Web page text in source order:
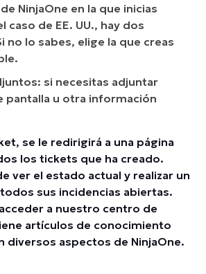
NinjaOne en la que inicias
caso de EE. UU., hay dos
no lo sabes, elige la que creas
si necesitas adjuntar
pantalla u otra información
se le redirigirá a una página
los tickets que ha creado.
ver el estado actual y realizar un
sus incidencias abiertas.
a nuestro centro de
artículos de conocimiento
diversos aspectos de NinjaOne.